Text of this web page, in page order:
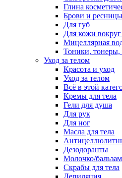
Глина
Брови и ресницы
Для губ
Для кожи вокруг
Мицеллярная
Тоники, тонеры,
Уход за телом
Красота и уход
Уход за телом
Всё в этой
Кремы для тела
Гели для душа
Для рук
Для ног
Масла для тела
Дезодоранты
Молочко/
Скрабы для тела
Депиляция